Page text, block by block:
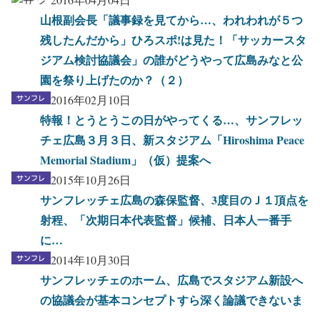
山根副会長「議事録を見てから…、われわれが５つ
残したんだから」ひろスポ!は見た！「サッカースタ
ジアム検討協議会」の誰がどうやって広島みなと公
園を祭り上げたのか？（２）
2016年02月10日
特報！とうとうこの日がやってくる…、サンフレッ
チェ広島３月３日、新スタジアム「Hiroshima Peace
Memorial Stadium」（仮）提案へ
2015年10月26日
サンフレッチェ広島の森保監督、3度目のＪ１頂点を
射程、「次期日本代表監督」候補、日本人一番手
に…
2014年10月30日
サンフレッチェのホーム、広島でスタジアム新設へ
の協議会が基本コンセプトすら深く論議できないま